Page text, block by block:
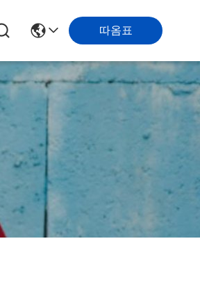
따옴표